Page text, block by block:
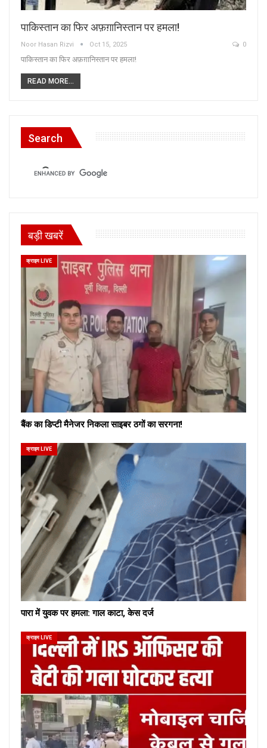
पाकिस्तान का फिर अफ़ग़ानिस्तान पर हमला!
Noor Hasan Rizvi Oct 15, 2025 0
पाकिस्तान का फिर अफ़ग़ानिस्तान पर हमला!
READ MORE...
Search
बड़ी खबरें
क्राइम LIVE
बैंक का डिप्टी मैनेजर निकला साइबर ठगों का सरगना!
क्राइम LIVE
पारा में युवक पर हमला: गाल काटा, केस दर्ज
क्राइम LIVE